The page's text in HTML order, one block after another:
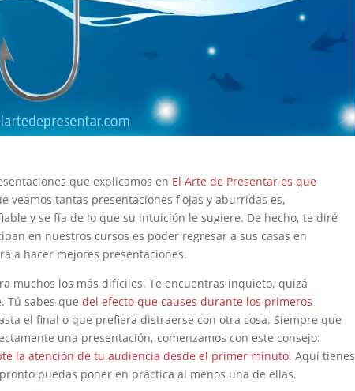
que explicamos en El Arte de Presentar es que
veamos tantas presentaciones flojas y aburridas es,
y se fía de lo que su intuición le sugiere. De hecho, te diré
en nuestros cursos es poder regresar a sus casas en
a hacer mejores presentaciones.
muchos los más difíciles. Te encuentras inquieto, quizá
Tú sabes quedel efecto que causes durante los primeros
el final o que prefiera distraerse con otra cosa. Siempre que
una presentación, comenzamos con este consejo:
la atención de tu audiencia desde el primer minuto. Aquí tienes
puedas poner en práctica al menos una de ellas.